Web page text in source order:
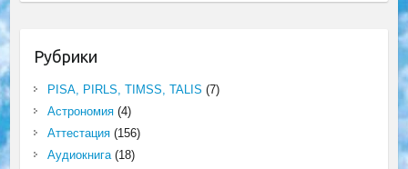
Рубрики
PISA, PIRLS, TIMSS, TALIS (7)
Астрономия(4)
Аттестация(156)
Аудиокнига(18)